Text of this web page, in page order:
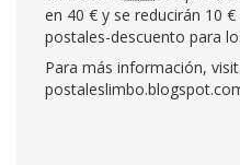
en 40 € y se reducirán 10
postales-descuento
Para más información,